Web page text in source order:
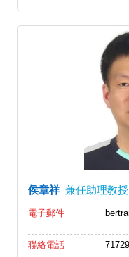
侯章祥 兼任助理教授
電子郵件
聯絡電話